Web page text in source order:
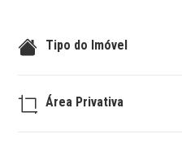
Tipo do Imóvel
Área Privativa